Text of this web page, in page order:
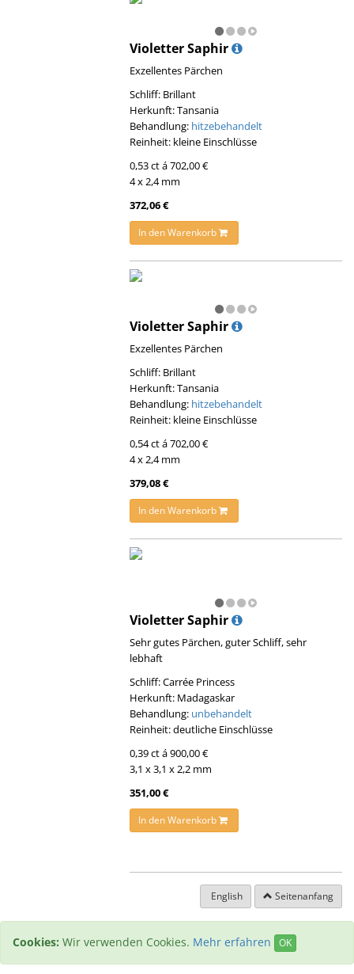
Violetter Saphir
Exzellentes Pärchen
Schliff: Brillant
Herkunft: Tansania
Behandlung: hitzebehandelt
Reinheit: kleine Einschlüsse
0,53 ct á 702,00 €
4 x 2,4 mm
372,06 €
In den Warenkorb
Violetter Saphir
Exzellentes Pärchen
Schliff: Brillant
Herkunft: Tansania
Behandlung: hitzebehandelt
Reinheit: kleine Einschlüsse
0,54 ct á 702,00 €
4 x 2,4 mm
379,08 €
In den Warenkorb
Violetter Saphir
Sehr gutes Pärchen, guter Schliff, sehr
lebhaft
Schliff: Carrée Princess
Herkunft: Madagaskar
Behandlung: unbehandelt
Reinheit: deutliche Einschlüsse
0,39 ct á 900,00 €
3,1 x 3,1 x 2,2 mm
351,00 €
In den Warenkorb
English Seitenanfang
Cookies: Wir verwenden Cookies. Mehr erfahren OK